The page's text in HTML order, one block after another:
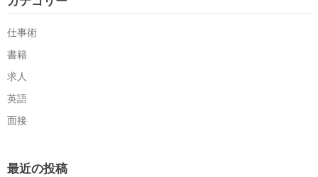
仕事術
書籍
求人
英語
面接
最近の投稿